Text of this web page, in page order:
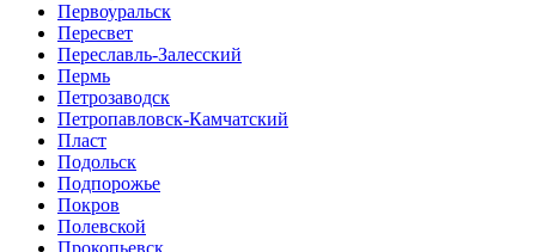
Первоуральск
Пересвет
Переславль-Залесский
Пермь
Петрозаводск
Петропавловск-Камчатский
Пласт
Подольск
Подпорожье
Покров
Полевской
Прокопьевск